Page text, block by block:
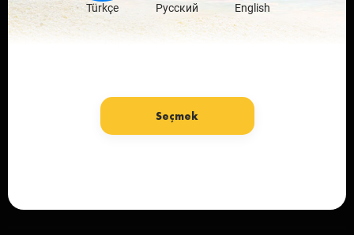
Türkçe Русский English
Seçmek